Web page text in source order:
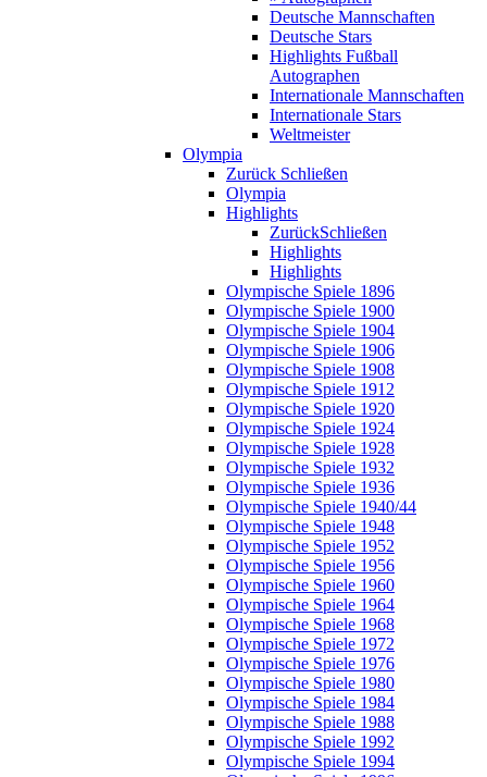
Deutsche Mannschaften
Deutsche Stars
Highlights Fußball
Autographen
Internationale Mannschaften
Internationale Stars
Weltmeister
Olympia
Zurück Schließen
Olympia
Highlights
ZurückSchließen
Highlights
Highlights
Olympische Spiele 1896
Olympische Spiele 1900
Olympische Spiele 1904
Olympische Spiele 1906
Olympische Spiele 1908
Olympische Spiele 1912
Olympische Spiele 1920
Olympische Spiele 1924
Olympische Spiele 1928
Olympische Spiele 1932
Olympische Spiele 1936
Olympische Spiele 1940/44
Olympische Spiele 1948
Olympische Spiele 1952
Olympische Spiele 1956
Olympische Spiele 1960
Olympische Spiele 1964
Olympische Spiele 1968
Olympische Spiele 1972
Olympische Spiele 1976
Olympische Spiele 1980
Olympische Spiele 1984
Olympische Spiele 1988
Olympische Spiele 1992
Olympische Spiele 1994